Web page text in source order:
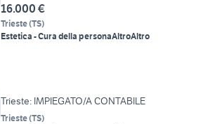
16.000 €
Trieste(TS)
Estetica - Cura della personaAltroAltro
Trieste: IMPIEGATO/A CONTABILE
Trieste(TS)